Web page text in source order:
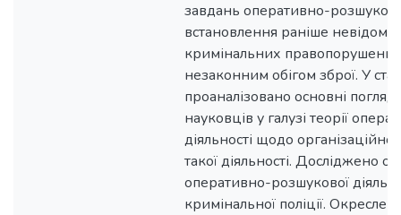
завдань оперативно-
встановлення раніше
кримінальних правопорушень,
незаконним обігом зброї. У
проаналізовано основні
науковців у галузі теорії
діяльності щодо
такої діяльності. Досліджено
оперативно-розшукової
кримінальної поліції.